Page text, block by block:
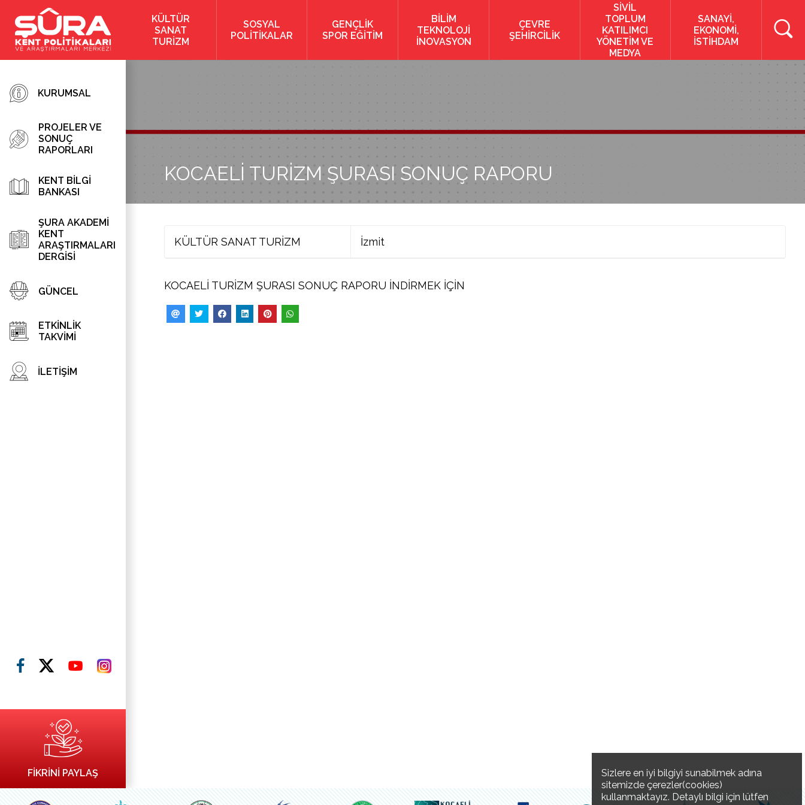
KÜLTÜR
SANAT
TURİZM
SOSYAL
POLİTİKALAR
GENÇLİK
SPOR EĞİTİM
BİLİM
TEKNOLOJİ
İNOVASYON
ÇEVRE
ŞEHİRCİLİK
SİVİL
TOPLUM
KATILIMCI
YÖNETİM VE
MEDYA
SANAYİ,
EKONOMİ,
İSTİHDAM
KURUMSAL
PROJELER VE
SONUÇ
RAPORLARI
KENT BİLGİ
BANKASI
ŞURA AKADEMİ
KENT
ARAŞTIRMALARI
DERGİSİ
GÜNCEL
ETKİNLİK
TAKVİMİ
İLETİŞİM
FİKRİNİ PAYLAŞ
KOCAELİ TURİZM ŞURASI SONUÇ RAPORU
KÜLTÜR SANAT TURİZM İzmit
KOCAELİ TURİZM ŞURASI SONUÇ RAPORU İNDİRMEK İÇİN
Sizlere en iyi bilgiyi sunabilmek adına
sitemizde çerezler(cookies)
kullanmaktayız. Detaylı bilgi için lütfen